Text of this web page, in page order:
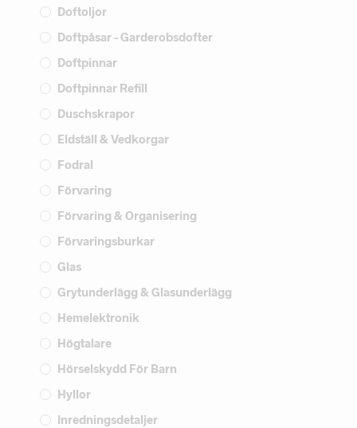
Doftoljor
Doftpåsar - Garderobsdofter
Doftpinnar
Doftpinnar Refill
Duschskrapor
Eldställ & Vedkorgar
Fodral
Förvaring
Förvaring & Organisering
Förvaringsburkar
Glas
Grytunderlägg & Glasunderlägg
Hemelektronik
Högtalare
Hörselskydd För Barn
Hyllor
Inredningsdetaljer